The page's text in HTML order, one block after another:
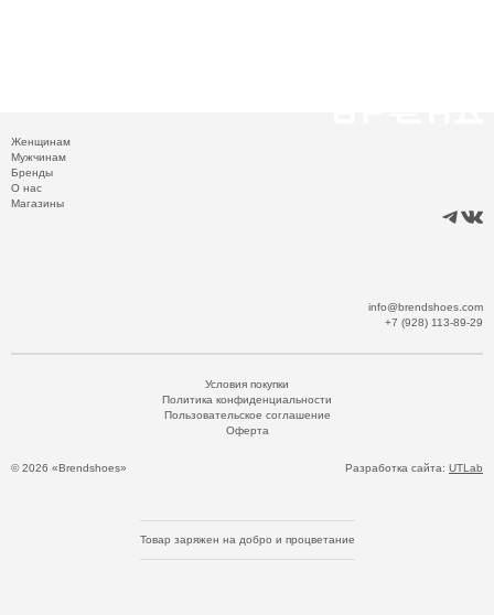
Женщинам
Мужчинам
Бренды
О нас
Магазины
info@brendshoes.com
+7 (928) 113-89-29
© 2026 «Brendshoes»
Условия покупки
Политика конфиденциальности
Пользовательское соглашение
Оферта
Разработка сайта: UTLab
Товар заряжен на добро и процветание